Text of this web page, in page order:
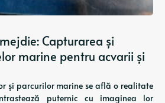
Capturarea și
marine pentru acvarii și
și parcurilor marine se află o realitate
puternic cu imaginea lor